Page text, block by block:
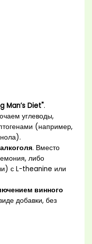
Man’s Diet".
углеводы,
(например,
. Вместо
либо
с L-theanine или
винного
добавки, без